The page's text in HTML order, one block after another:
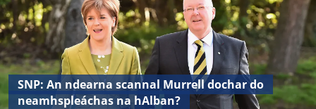
SNP: An ndearna scannal Murrell dochar do
neamhspleáchas na hAlban?